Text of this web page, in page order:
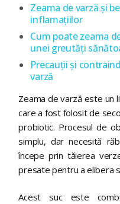
Zeama de varză și
inflamațiilor
Cum poate zeama
unei greutăți
Precauții și
varză
Zeama de varză este un
care a fost folosit de
probiotic. Procesul de
simplu, dar necesită
începe prin tăierea
presate pentru a elibera
Acest suc este